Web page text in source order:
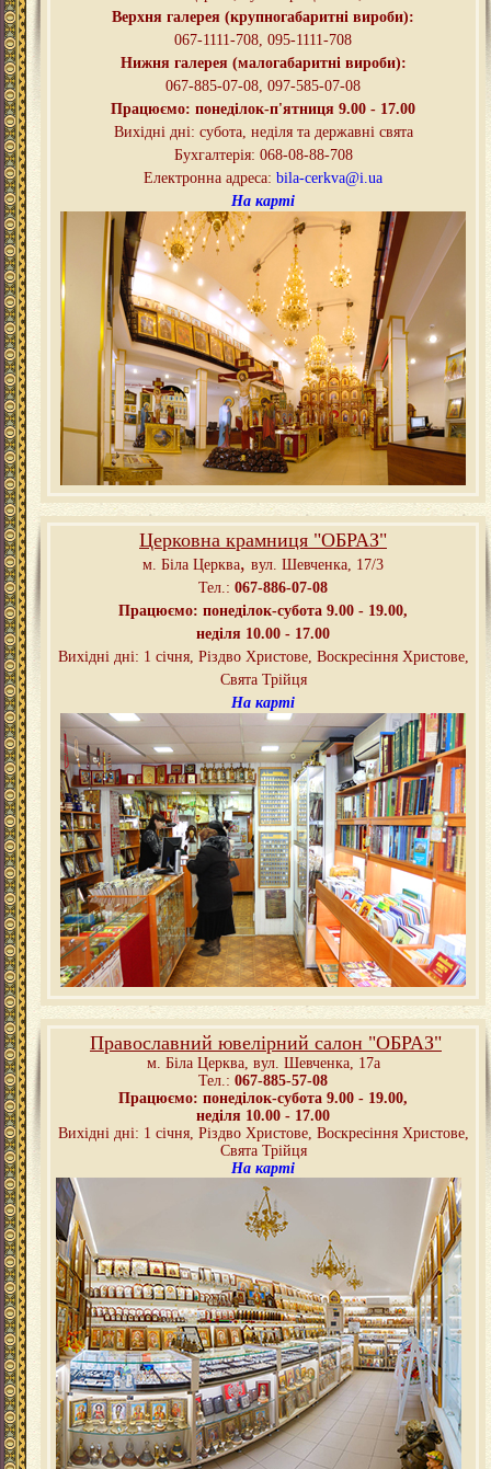
Верхня галерея (крупногабаритні вироби):
067-1111-708, 095-1111-708
Нижня галерея (малогабаритні вироби):
067-885-07-08, 097-585-07-08
Працюємо: понеділок-п'ятниця 9.00 - 17.00
Вихідні дні: субота, неділя та державні свята
Бухгалтерія: 068-08-88-708
Електронна адреса: bila-cerkva@i.ua
На карті
Церковна крамниця "ОБРАЗ"
м. Біла Церква, вул. Шевченка, 17/3
Тел.: 067-886-07-08
Працюємо: понеділок-субота 9.00 - 19.00,
неділя 10.00 - 17.00
Вихідні дні: 1 січня, Різдво Христове, Воскресіння Христове,
Свята Трійця
На карті
Православний ювелірний салон "ОБРАЗ"
м. Біла Церква, вул. Шевченка, 17а
Тел.: 067-885-57-08
Працюємо: понеділок-субота 9.00 - 19.00,
неділя 10.00 - 17.00
Вихідні дні: 1 січня, Різдво Христове, Воскресіння Христове,
Свята Трійця
На карті